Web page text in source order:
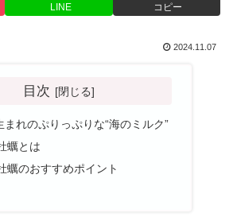
LINE コピー
2024.11.07
目次
まれのぷりっぷりな“海のミルク”
蠣とは
蠣のおすすめポイント